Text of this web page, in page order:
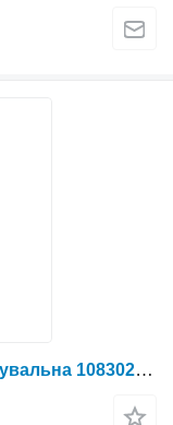
Крепежные элементы Ланка з'єднувальна 1083022281 для жатки зерновой Holmer